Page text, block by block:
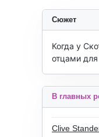
Сюжет
Когда у
отцами
В главных
Clive